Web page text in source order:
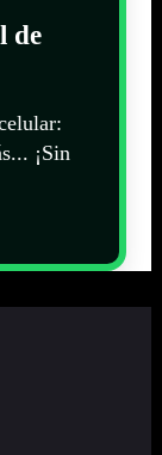
de
¡Sin